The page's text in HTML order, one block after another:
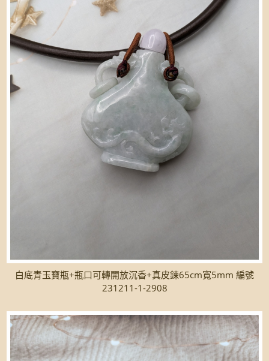
白底青玉寶瓶+瓶口可轉開放沉香+真皮鍊65cm寬5mm 編號
231211-1-2908